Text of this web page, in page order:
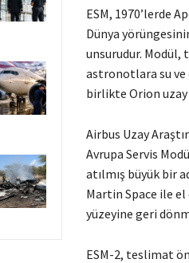
ESM, 1970’lerde
Dünya
unsurudur. Modül,
astronotlara su ve
birlikte Orion uzay
Airbus Uzay
Avrupa Servis
atılmış büyük bir
Martin Space ile
yüzeyine geri
ESM-2, teslimat